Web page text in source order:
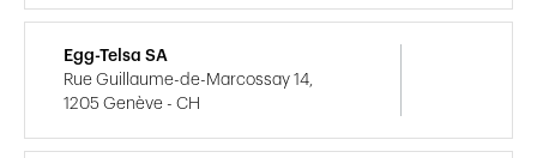
Egg-Telsa SA
Rue Guillaume-de-Marcossay 14,
1205 Genève - CH